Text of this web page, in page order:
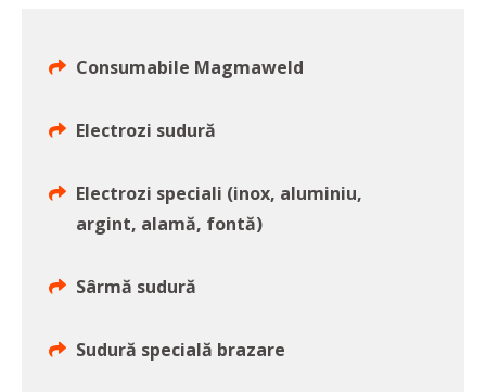
Consumabile Magmaweld
Electrozi sudură
Electrozi speciali (inox, aluminiu,
argint, alamă, fontă)
Sârmă sudură
Sudură specială brazare